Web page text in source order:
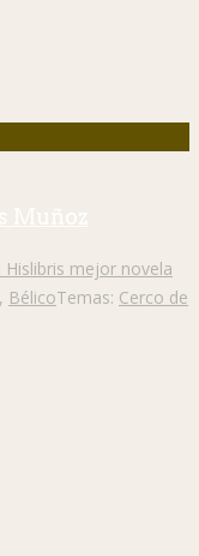
Muñoz
Hislibris mejor novela
, BélicoTemas: Cerco de